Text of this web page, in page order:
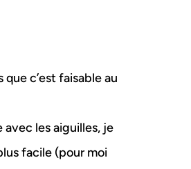
c’est faisable au
avec les aiguilles, je
facile (pour moi